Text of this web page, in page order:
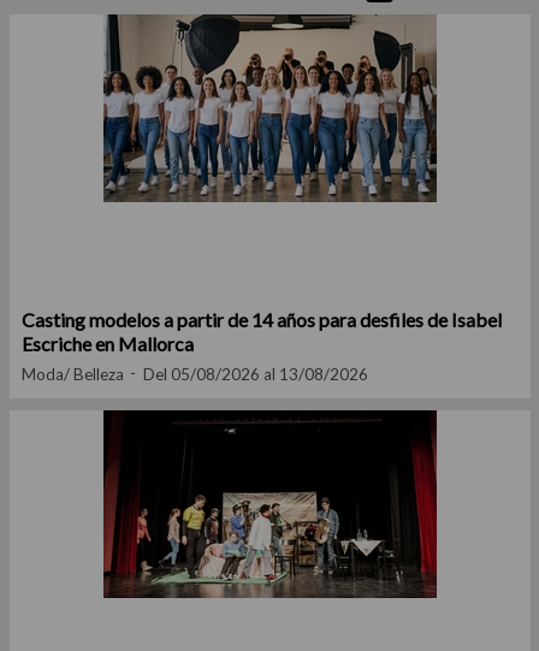
Casting modelos a partir de 14 años para desfiles de Isabel
Escriche en Mallorca
Moda/ Belleza Del 05/08/2026 al 13/08/2026